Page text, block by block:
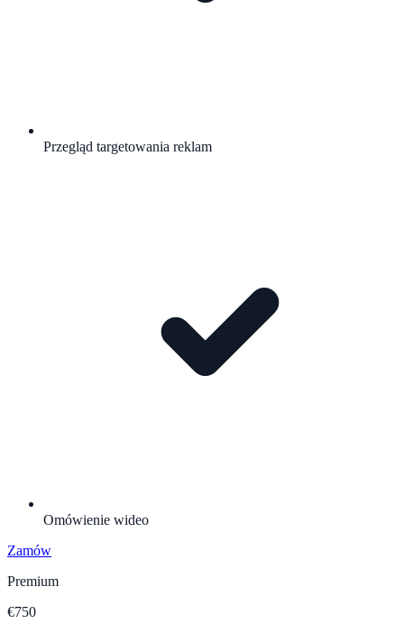
Przegląd targetowania reklam
Omówienie wideo
Zamów
Premium
€750